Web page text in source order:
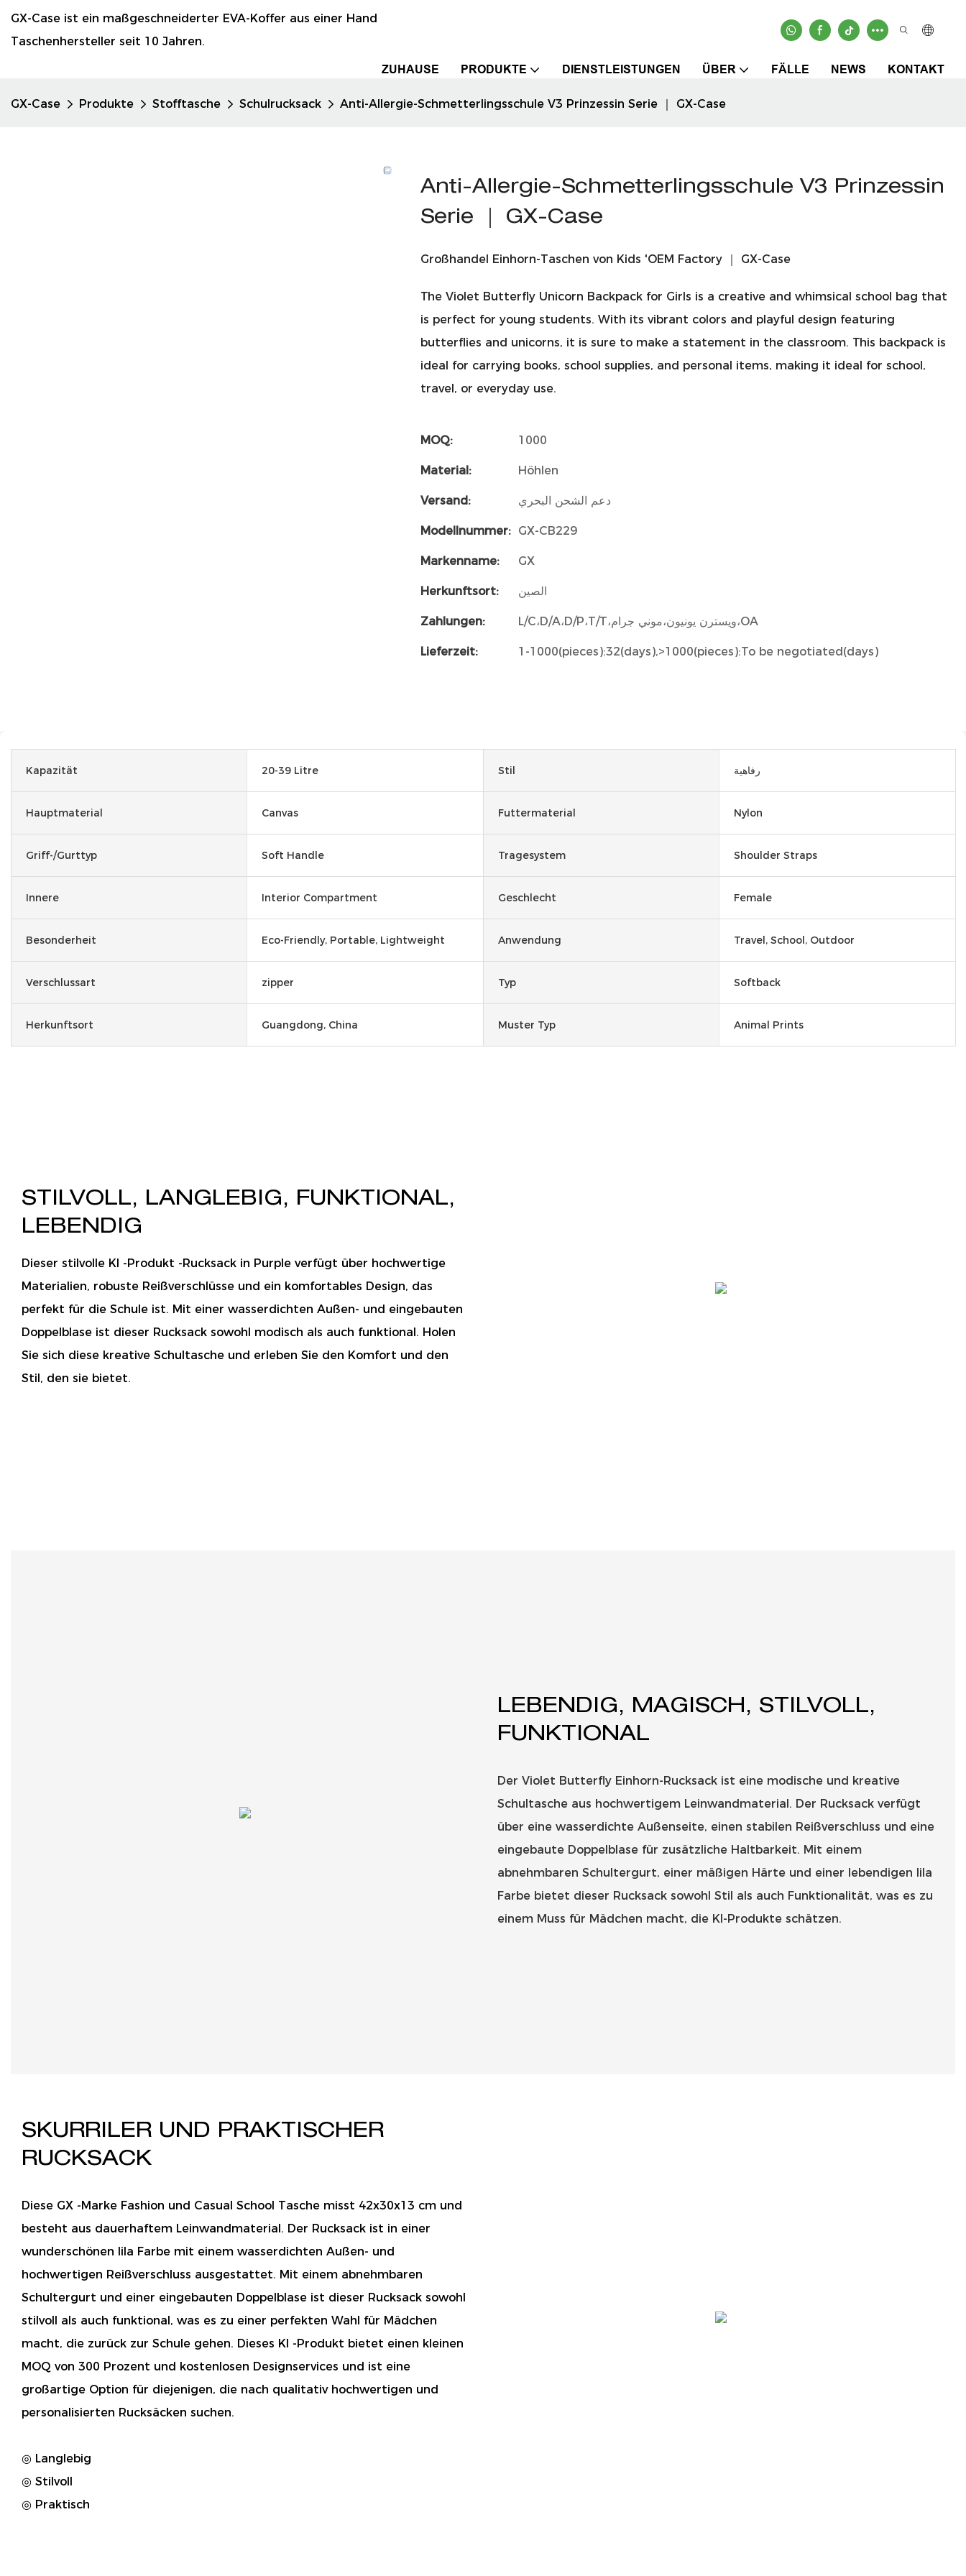
GX-Case ist ein maßgeschneiderter EVA-Koffer aus einer Hand
Taschenhersteller seit 10 Jahren.
ZUHAUSE PRODUKTE DIENSTLEISTUNGEN ÜBER FÄLLE NEWS KONTAKT
GX-Case Produkte Stofftasche Schulrucksack Anti-Allergie-Schmetterlingsschule V3 Prinzessin Serie ｜ GX-Case
Anti-Allergie-Schmetterlingsschule V3 Prinzessin
Serie ｜ GX-Case
Großhandel Einhorn-Taschen von Kids 'OEM Factory ｜ GX-Case
The Violet Butterfly Unicorn Backpack for Girls is a creative and whimsical school bag that
is perfect for young students. With its vibrant colors and playful design featuring
butterflies and unicorns, it is sure to make a statement in the classroom. This backpack is
ideal for carrying books, school supplies, and personal items, making it ideal for school,
travel, or everyday use.
MOQ: 1000
Material: Höhlen
Versand: دعم الشحن البحري
Modellnummer: GX-CB229
Markenname: GX
Herkunftsort: الصين
Zahlungen: L/C،D/A،D/P،T/T،ويسترن يونيون،موني جرام،OA
Lieferzeit: 1-1000(pieces):32(days),>1000(pieces):To be negotiated(days)
Kapazität 20-39 Litre Stil رفاهية
Hauptmaterial Canvas Futtermaterial Nylon
Griff-/Gurttyp Soft Handle Tragesystem Shoulder Straps
Innere Interior Compartment Geschlecht Female
Besonderheit Eco-Friendly, Portable, Lightweight Anwendung Travel, School, Outdoor
Verschlussart zipper Typ Softback
Herkunftsort Guangdong, China Muster Typ Animal Prints
STILVOLL, LANGLEBIG, FUNKTIONAL,
LEBENDIG
Dieser stilvolle KI -Produkt -Rucksack in Purple verfügt über hochwertige
Materialien, robuste Reißverschlüsse und ein komfortables Design, das
perfekt für die Schule ist. Mit einer wasserdichten Außen- und eingebauten
Doppelblase ist dieser Rucksack sowohl modisch als auch funktional. Holen
Sie sich diese kreative Schultasche und erleben Sie den Komfort und den
Stil, den sie bietet.
LEBENDIG, MAGISCH, STILVOLL,
FUNKTIONAL
Der Violet Butterfly Einhorn-Rucksack ist eine modische und kreative
Schultasche aus hochwertigem Leinwandmaterial. Der Rucksack verfügt
über eine wasserdichte Außenseite, einen stabilen Reißverschluss und eine
eingebaute Doppelblase für zusätzliche Haltbarkeit. Mit einem
abnehmbaren Schultergurt, einer mäßigen Härte und einer lebendigen lila
Farbe bietet dieser Rucksack sowohl Stil als auch Funktionalität, was es zu
einem Muss für Mädchen macht, die KI-Produkte schätzen.
SKURRILER UND PRAKTISCHER
RUCKSACK
Diese GX -Marke Fashion und Casual School Tasche misst 42x30x13 cm und
besteht aus dauerhaftem Leinwandmaterial. Der Rucksack ist in einer
wunderschönen lila Farbe mit einem wasserdichten Außen- und
hochwertigen Reißverschluss ausgestattet. Mit einem abnehmbaren
Schultergurt und einer eingebauten Doppelblase ist dieser Rucksack sowohl
stilvoll als auch funktional, was es zu einer perfekten Wahl für Mädchen
macht, die zurück zur Schule gehen. Dieses KI -Produkt bietet einen kleinen
MOQ von 300 Prozent und kostenlosen Designservices und ist eine
großartige Option für diejenigen, die nach qualitativ hochwertigen und
personalisierten Rucksäcken suchen.
◎ Langlebig
◎ Stilvoll
◎ Praktisch